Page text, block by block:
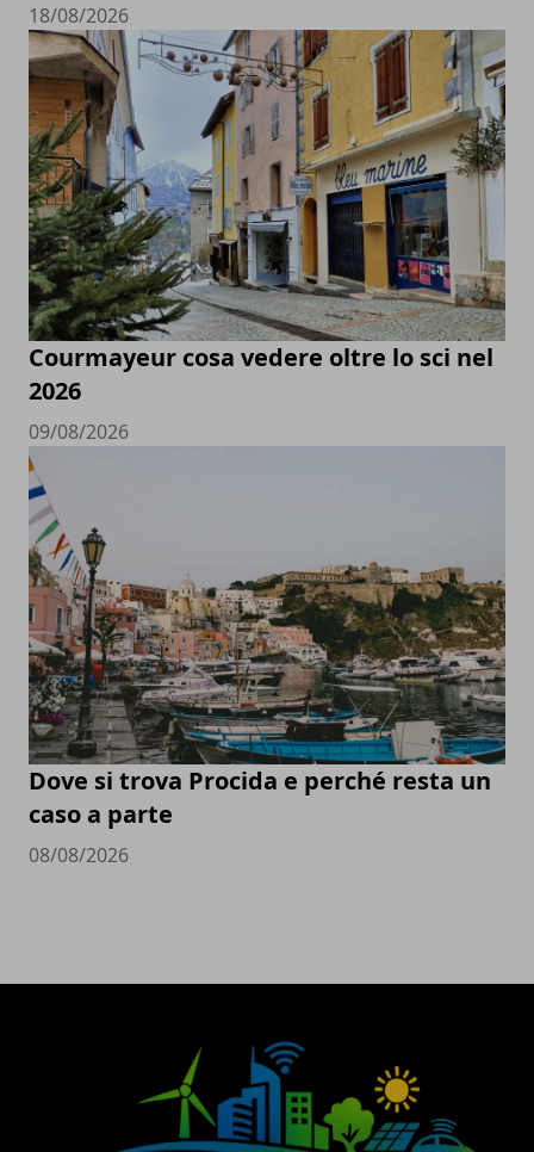
18/08/2026
Courmayeur cosa vedere oltre lo sci nel
2026
09/08/2026
Dove si trova Procida e perché resta un
caso a parte
08/08/2026